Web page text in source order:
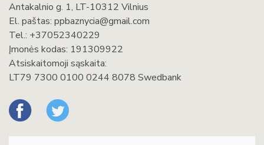
Antakalnio g. 1, LT-10312 Vilnius
El. paštas: ppbaznycia@gmail.com
Tel.: +37052340229
Įmonės kodas: 191309922
Atsiskaitomoji sąskaita:
LT79 7300 0100 0244 8078 Swedbank